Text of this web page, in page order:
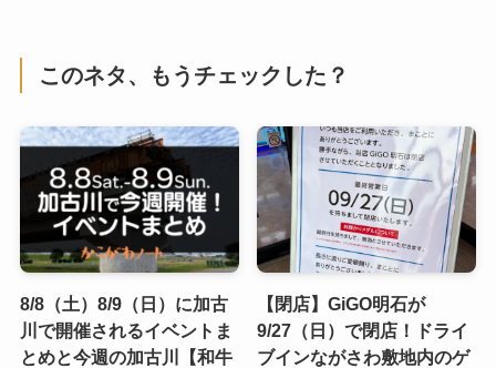
このネタ、もうチェックした？
8/8（土）8/9（日）に加古
川で開催されるイベントま
とめと今週の加古川【和牛
【閉店】GiGO明石が
9/27（日）で閉店！ドライ
ブインながさわ敷地内のゲ